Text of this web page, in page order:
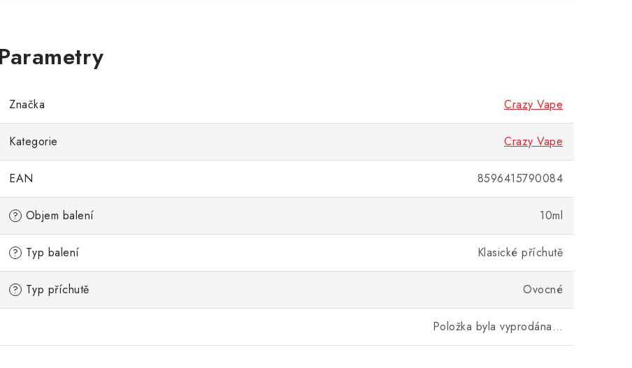
Značka Crazy Vape
Kategorie Crazy Vape
EAN 8596415790084
? Objem balení 10ml
? Typ balení Klasické příchutě
? Typ příchutě Ovocné
Položka byla vyprodána…